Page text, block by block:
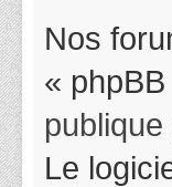
Nos
«
Le